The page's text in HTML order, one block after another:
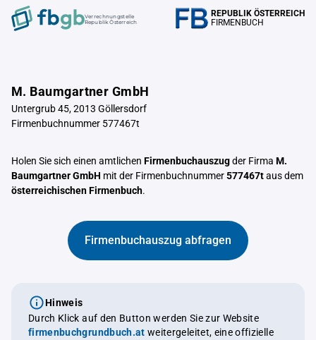
Verrechnungstelle
Republik Österreich
REPUBLIK ÖSTERREICH
FIRMENBUCH
M. Baumgartner GmbH
Untergrub 45, 2013 Göllersdorf
Firmenbuchnummer 577467t
Holen Sie sich einen amtlichen Firmenbuchauszugder Firma M.
Baumgartner GmbH mit der Firmenbuchnummer577467taus dem
österreichischen Firmenbuch.
Firmenbuchauszug abfragen
Hinweis
Durch Klick auf den Button werden Sie zur Website
firmenbuchgrundbuch.at weitergeleitet, eine offizielle